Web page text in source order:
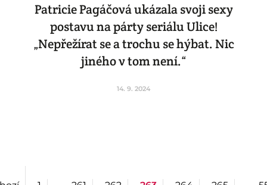
Patricie Pagáčová ukázala svoji sexy
postavu na párty seriálu Ulice!
„Nepřežírat se a trochu se hýbat. Nic
jiného v tom není.“
14. 9. 2024